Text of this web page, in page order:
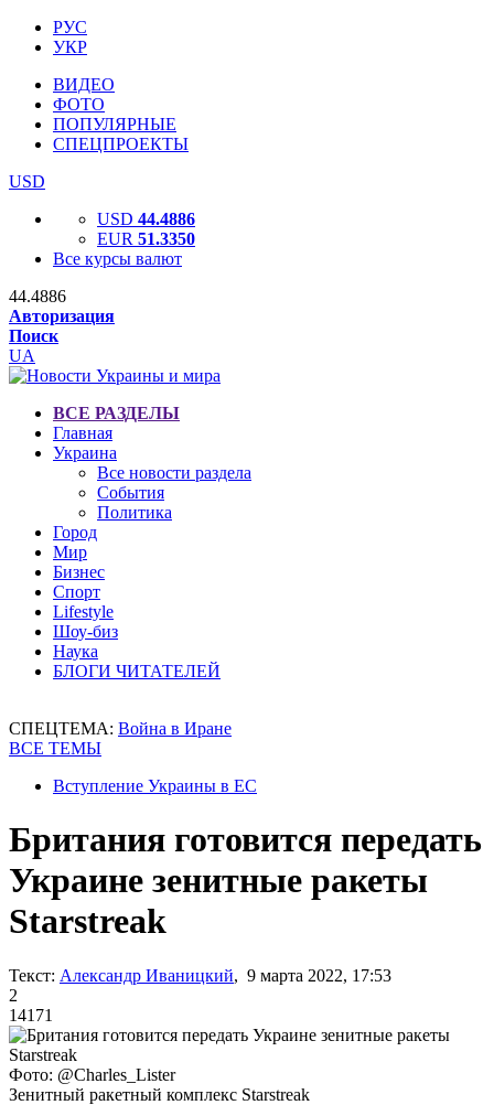
РУС
УКР
ВИДЕО
ФОТО
ПОПУЛЯРНЫЕ
СПЕЦПРОЕКТЫ
USD
USD 44.4886
EUR 51.3350
Все курсы валют
44.4886
Авторизация
Поиск
UA
ВСЕ РАЗДЕЛЫ
Главная
Украина
Все новости раздела
События
Политика
Город
Мир
Бизнес
Спорт
Lifestyle
Шоу-биз
Наука
БЛОГИ ЧИТАТЕЛЕЙ
СПЕЦТЕМА: Война в Иране
ВСЕ ТЕМЫ
Вступление Украины в ЕС
Британия готовится передать
Украине зенитные ракеты
Starstreak
Текст: Александр Иваницкий, 9 марта 2022, 17:53
2
14171
Фото: @Charles_Lister
Зенитный ракетный комплекс Starstreak